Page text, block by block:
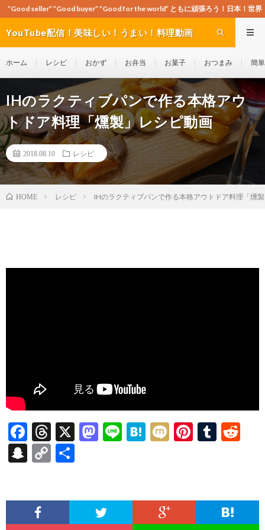
buyer” ”Good for the world” ともに頑張ろう！日本！世界！
YouTube配信！美味しい！うまい！料理動画
ホーム レシピ おかず お弁当 お菓子 おつまみ 簡
IHのラクティブパンで作る本格アウ
トドア料理「燻製」レシピ動画
2018.08.10 レシピ
HOME レシピ IHのラクティブパンで作る本格アウトドア料理「燻
F
ac
e
o
T
hr
ea
X
M
o
Li H
a
M Pi
t
T
r
t
S
pc
C